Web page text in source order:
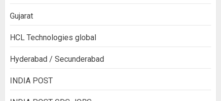
Gujarat
HCL Technologies global
Hyderabad / Secunderabad
INDIA POST